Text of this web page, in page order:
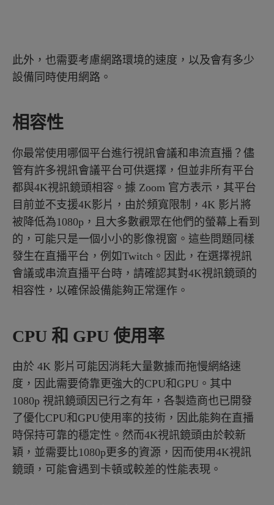
此外，也需要考慮網路環境的速度，以及會有多少
設備同時使用網路。
相容性
你最常使用哪個平台進行視訊會議和串流直播？儘
管有許多視訊會議平台可供選擇，但並非所有平台
都與4K視訊鏡頭相容。據 Zoom 官方表示，其平台
目前並不支援4K影片，由於頻寬限制，4K 影片將
被降低為1080p，且大多數觀眾在他們的螢幕上看到
的，可能只是一個小小的影像視窗。這些問題同樣
發生在直播平台，例如Twitch。因此，在選擇視訊
會議或串流直播平台時，請確認其對4K視訊鏡頭的
相容性，以確保設備能夠正常運作。
CPU 和 GPU 使用率
由於 4K 影片可能因消耗大量數據而拖慢網絡速
度，因此需要倚靠更強大的CPU和GPU。其中
1080p 視訊鏡頭因已行之有年，各製造商也已開發
了優化CPU和GPU使用率的技術，因此能夠在直播
時保持可靠的穩定性。然而4K視訊鏡頭由於較新
穎，並需要比1080p更多的資源，因而使用4K視訊
鏡頭，可能會遇到卡頓或較差的性能表現。